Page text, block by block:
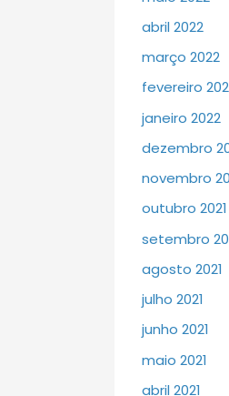
abril 2022
março 2022
fevereiro
janeiro 2022
dezembro
novembro
outubro 2021
setembro
agosto 2021
julho 2021
junho 2021
maio 2021
abril 2021